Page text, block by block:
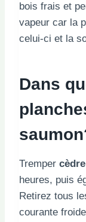
bois frais et
vapeur car la
celui-ci et la
Dans
Tremper cèdre
heures, puis
Retirez tous
courante